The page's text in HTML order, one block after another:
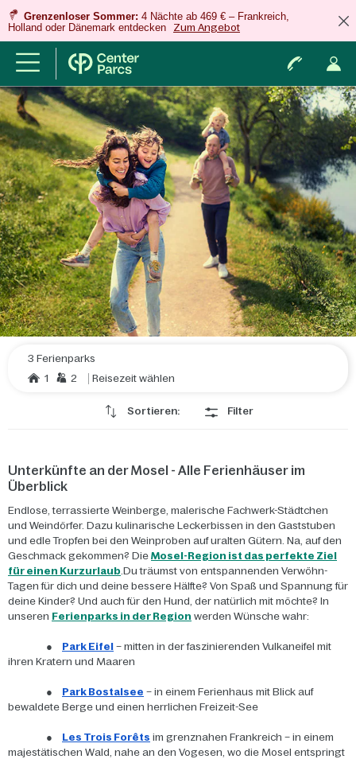
Grenzenloser Sommer: 4 Nächte ab 469 € – Frankreich,
Holland oder Dänemark entdecken
Zum Angebot
3 Ferienparks
1
2 Reisezeit wählen
Sortieren: Filter
Unterkünfte an der Mosel - Alle Ferienhäuser im
Überblick
Endlose, terrassierte Weinberge, malerische Fachwerk-Städtchen
und Weindörfer. Dazu kulinarische Leckerbissen in den Gaststuben
und edle Tropfen bei den Weinproben auf uralten Gütern. Na, auf den
Geschmack gekommen? Die Mosel-Region ist das perfekte Ziel
für einen Kurzurlaub.Du träumst von entspannenden Verwöhn-
Tagen für dich und deine bessere Hälfte? Von Spaß und Spannung für
deine Kinder? Und auch für den Hund, der natürlich mit möchte? In
unseren Ferienparks in der Region werden Wünsche wahr:
● Park Eifel – mitten in der faszinierenden Vulkaneifel mit
ihren Kratern und Maaren
● Park Bostalsee – in einem Ferienhaus mit Blick auf
bewaldete Berge und einen herrlichen Freizeit-See
● Les Trois Forêts im grenznahen Frankreich – in einem
majestätischen Wald, nahe an den Vogesen, wo die Mosel entspringt